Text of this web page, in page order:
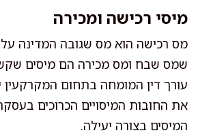
מיסי רכישה ומכירה
מס רכישה הוא מס שגובה המדינה
שמס שבח ומס מכירה הם מיסים
עורך דין המומחה בתחום המקרקעין
את החובות המיסויים הכרוכים
המיסים בצורה יעילה.